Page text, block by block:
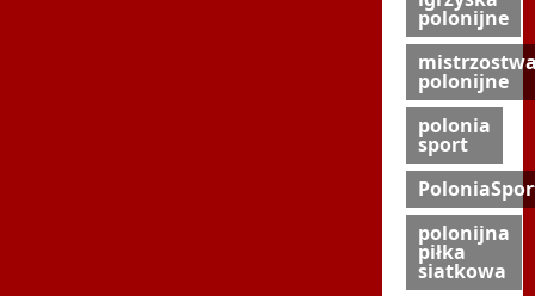
polonijne
polonijne
polonia
sport
polonijna
piłka
siatkowa